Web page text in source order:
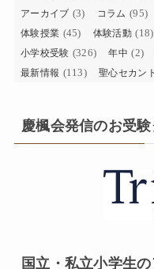
アーカイブ (3) コラム (95)
体験授業 (45) 体験活動 (18)
小学校受験 (326) 年中 (2)
最新情報 (113) 聖心セカン
慶楓会発信のお受
国立・私立小学生